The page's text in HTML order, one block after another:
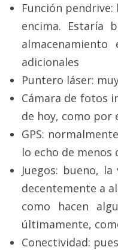
Función
encima. Estaría
adicionales
Puntero láser:
Cámara de fotos
de hoy, como por
GPS:
lo echo de menos
Juegos: bueno,
decentemente a
como hacen
últimamente,
Conectividad: